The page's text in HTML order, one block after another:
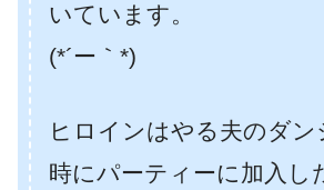
いています。
(*´ー｀*)
ヒロインはやる夫のダン
時にパーティーに加入し